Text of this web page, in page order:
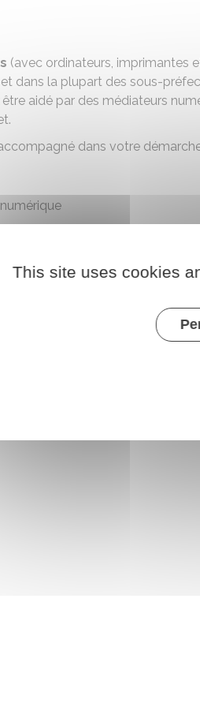
(avec ordinateurs, imprimantes
dans la plupart des sous-
aidé par des médiateurs
dans votre
/ Maison de services au public
This site uses cookies